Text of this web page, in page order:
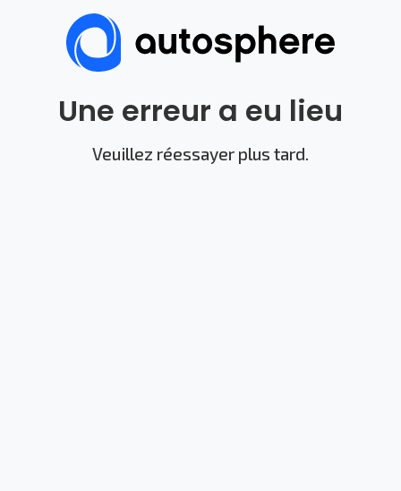
Une erreur a eu lieu
Veuillez réessayer plus tard.